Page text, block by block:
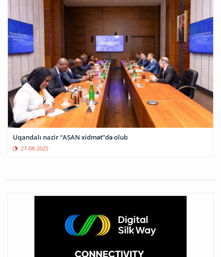
Uqandalı nazir “ASAN xidmət”də olub
27-08-2025